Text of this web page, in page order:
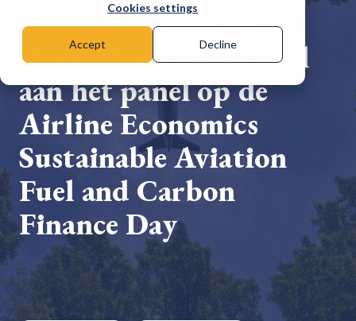
Cookies settings
Accept Decline
DGB’s Director of
Operations neemt deel
aan het panel op de
Airline Economics
Sustainable Aviation
Fuel and Carbon
Finance Day